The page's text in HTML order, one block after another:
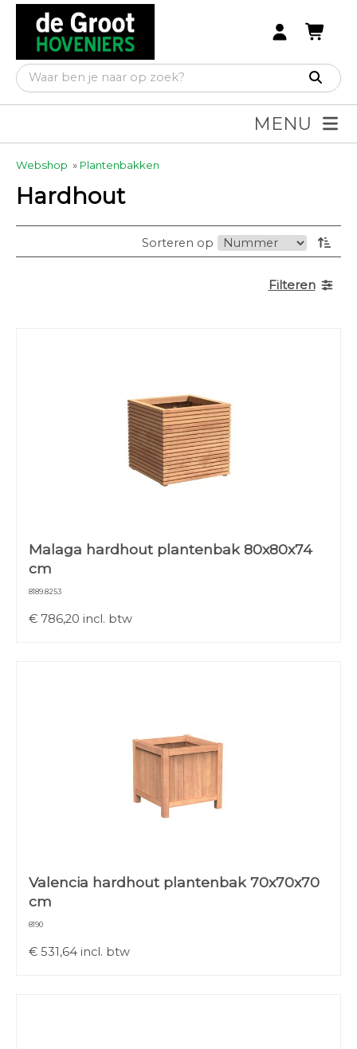
MENU
Webshop » Plantenbakken
Hardhout
Sorteren op
Filteren
Malaga hardhout plantenbak 80x80x74
cm
8189.8253
€ 786,20 incl. btw
Valencia hardhout plantenbak 70x70x70
cm
8190
€ 531,64 incl. btw